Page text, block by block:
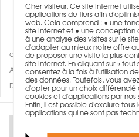
comparer
Ajouter à ma wishlist
Des questions concernant ce produit?
Cher visiteur, Ce site Internet
applications de tiers afin
web. Cela comprend : • une
site Internet et • une
à une analyse des visites sur le
d'adapter au mieux notre offre
de proposer une visite la plus
site Internet. En cliquant sur «
consentez à la fois à l'utilisation
des données. Toutefois, vous
d'opter pour un choix différencié
cookies et d'applications par nos
Enfin, il est possible d'exclure
applications qui ne sont pas